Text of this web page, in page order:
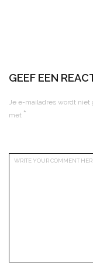
GEEF EEN
Je e-mailadres wordt niet
met *